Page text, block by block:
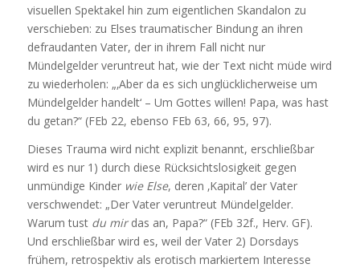
visuellen Spektakel hin zum eigentlichen Skandalon zu
verschieben: zu Elses traumatischer Bindung an ihren
defraudanten Vater, der in ihrem Fall nicht nur
Mündelgelder veruntreut hat, wie der Text nicht müde wird
zu wiederholen: „‚Aber da es sich unglücklicherweise um
Mündelgelder handelt‘ – Um Gottes willen! Papa, was hast
du getan?“ (FEb 22, ebenso FEb 63, 66, 95, 97).
Dieses Trauma wird nicht explizit benannt, erschließbar
wird es nur 1) durch diese Rücksichtslosigkeit gegen
unmündige Kinder wie Else, deren ‚Kapital’ der Vater
verschwendet: „Der Vater veruntreut Mündelgelder.
Warum tust du mirdas an, Papa?“ (FEb 32f., Herv. GF).
Und erschließbar wird es, weil der Vater 2) Dorsdays
frühem, retrospektiv als erotisch markiertem Interesse